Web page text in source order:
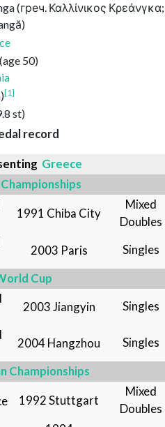
(греч. Καλλίνικος Κρεάνγκα;
(age 50)
[1]
st)
record
Greece
1991 Chiba City
Mixed
Doubles
2003 Paris
Singles
Cup
2003 Jiangyin
Singles
2004 Hangzhou
Singles
Championships
1992 Stuttgart
Mixed
Doubles